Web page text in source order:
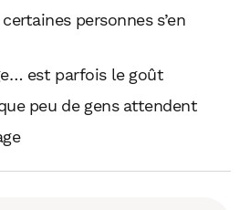
personnes s’en
est parfois le goût
peu de gens attendent